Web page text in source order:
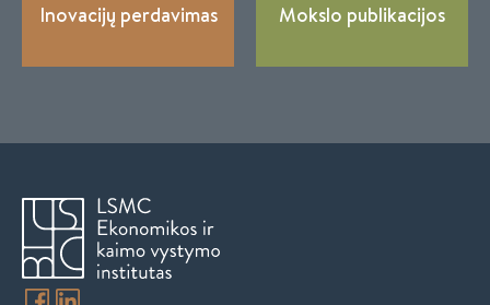
Inovacijų perdavimas Mokslo publikacijos